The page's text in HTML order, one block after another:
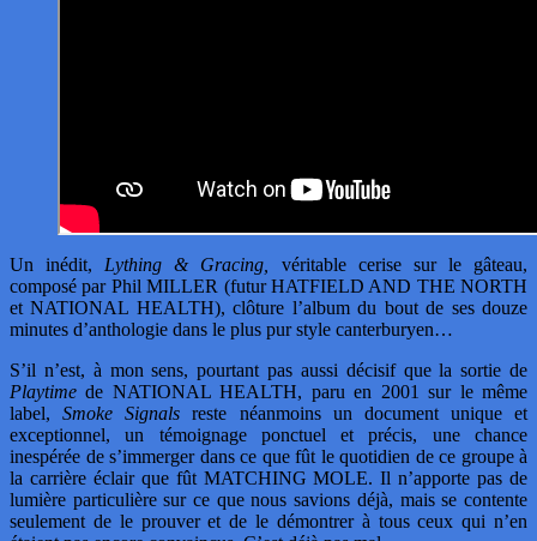
Un inédit, Lything & Gracing,
véritable cerise sur le gâteau,
composé par Phil MILLER (futur HATFIELD AND THE NORTH
et NATIONAL HEALTH), clôture l’album du bout de ses douze
minutes d’anthologie dans le plus pur style canterburyen…
S’il n’est, à mon sens, pourtant pas aussi décisif que la sortie de
Playtime de NATIONAL HEALTH, paru en 2001 sur le même
label, Smoke Signals reste néanmoins un document unique et
exceptionnel, un témoignage ponctuel et précis, une chance
inespérée de s’immerger dans ce que fût le quotidien de ce groupe à
la carrière éclair que fût MATCHING MOLE. Il n’apporte pas de
lumière particulière sur ce que nous savions déjà, mais se contente
seulement de le prouver et de le démontrer à tous ceux qui n’en